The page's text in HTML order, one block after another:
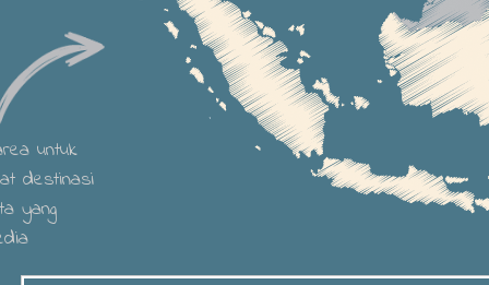
untuk
destinasi
yang